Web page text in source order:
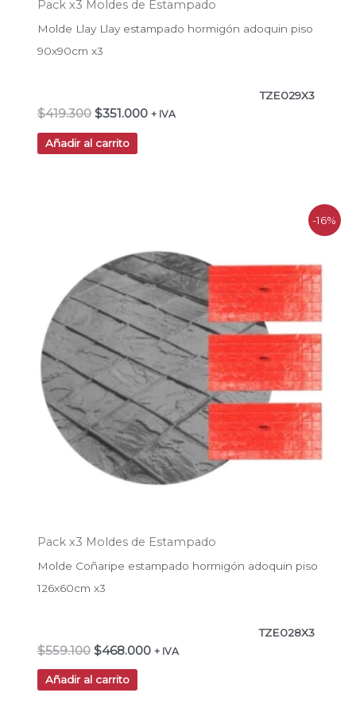
Pack x3 Moldes de Estampado
Molde Llay Llay estampado hormigón adoquin piso
90x90cm x3
TZE029X3
$419.300 $351.000 + IVA
Añadir al carrito
-16%
Pack x3 Moldes de Estampado
Molde Coñaripe estampado hormigón adoquin piso
126x60cm x3
TZE028X3
$559.100
era:
$559.100.
$468.000
es:
$468.000.
+ IVA
Añadir al carrito